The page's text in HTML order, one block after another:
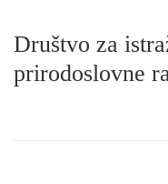
Društvo za
prirodoslovne